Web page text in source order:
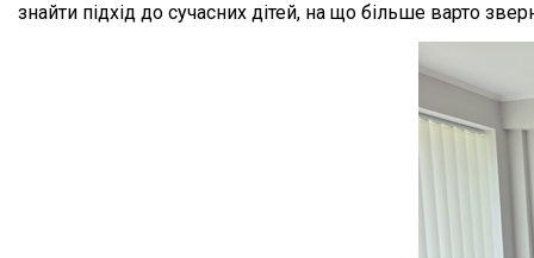
знайти підхід до сучасних дітей, на що більше варто